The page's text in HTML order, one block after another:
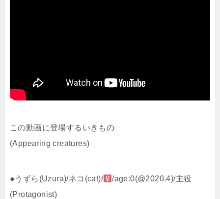
この動画に登場するいきもの
(Appearing creatures)
●うずら(Uzura)/ネコ(cat)/
/age:0(@2020.4)/主役
(Protagonist)